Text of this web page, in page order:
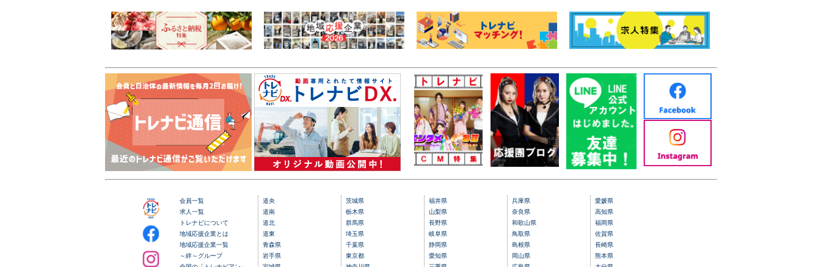
会員一覧
求人一覧
トレナビについて
地域応援企業とは
地域応援企業一覧
～絆～グループ
道央
道南
道北
道東
青森県
岩手県
茨城県
栃木県
群馬県
埼玉県
千葉県
東京都
福井県
山梨県
長野県
岐阜県
静岡県
愛知県
兵庫県
奈良県
和歌山県
鳥取県
島根県
岡山県
愛媛県
高知県
福岡県
佐賀県
長崎県
熊本県